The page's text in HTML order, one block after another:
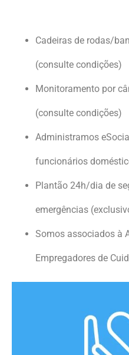
Cadeiras de rodas/
(consulte condições)
Monitoramento por
(consulte condições)
Administramos
funcionários
Plantão 24h/dia de
emergências
Somos associados à
Empregadores de